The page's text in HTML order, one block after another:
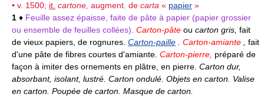
• v. 1500; it. cartone, augment. de carta « papier »
1 ♦ Feuille assez épaisse, faite de pâte à papier (papier grossier
ou ensemble de feuilles collées). Carton-pâte ou carton gris, fait
de vieux papiers, de rognures. Carton-paille Carton-amiante
fait
d'une pâte de fibres courtes d'amiante. Carton-pierre, préparé de
façon à imiter des ornements en plâtre, en pierre. Carton dur,
absorbant, isolant, lustré. Carton ondulé. Objets en carton. Valise
en carton. Poupée de carton. Masque de carton.